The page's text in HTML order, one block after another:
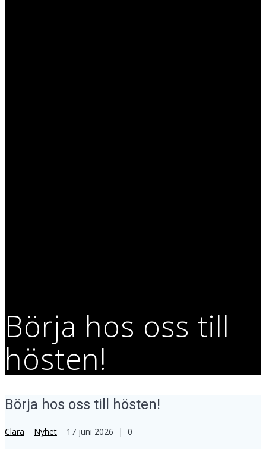
Börja hos oss till
hösten!
Börja hos oss till hösten!
Clara Nyhet 17 juni 2026 | 0